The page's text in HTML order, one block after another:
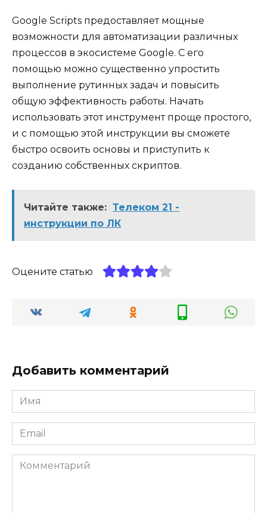
Google Scripts предоставляет мощные
возможности для автоматизации различных
процессов в экосистеме Google. С его
помощью можно существенно упростить
выполнение рутинных задач и повысить
общую эффективность работы. Начать
использовать этот инструмент проще простого,
и с помощью этой инструкции вы сможете
быстро освоить основы и приступить к
созданию собственных скриптов.
Читайте также: Телеком 21 -
инструкции по ЛК
Оцените статью
Добавить комментарий
Имя
*
Email
*
Комментарий